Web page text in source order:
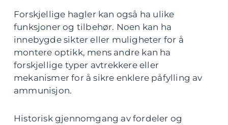
Forskjellige hagler kan også ha ulike
funksjoner og tilbehør. Noen kan ha
innebygde sikter eller muligheter for å
montere optikk, mens andre kan ha
forskjellige typer avtrekkere eller
mekanismer for å sikre enklere påfylling av
ammunisjon.
Historisk gjennomgang av fordeler og